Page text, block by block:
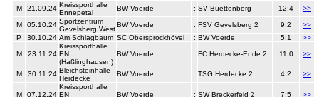
M 21.09.24 Kreissporthalle
Ennepetal
BW Voerde : SV Buettenberg 12:4 >>
M 05.10.24 Sportzentrum
Gevelsberg West
BW Voerde : FSV Gevelsberg 2 9:2
>>
P
30.10.24 Am Schlagbaum SC Obersprockhövel : BW Voerde 5:1 >>
M 23.11.24
Kreissporthalle
EN
(Haßlinghausen)
BW Voerde : FC Herdecke-Ende 2 11:0 >>
M 30.11.24 Bleichsteinhalle
Herdecke
BW Voerde : TSG Herdecke 2 4:2 >>
M 07.12.24
Kreissporthalle
EN
BW Voerde : SW Breckerfeld 2 7:5 >>